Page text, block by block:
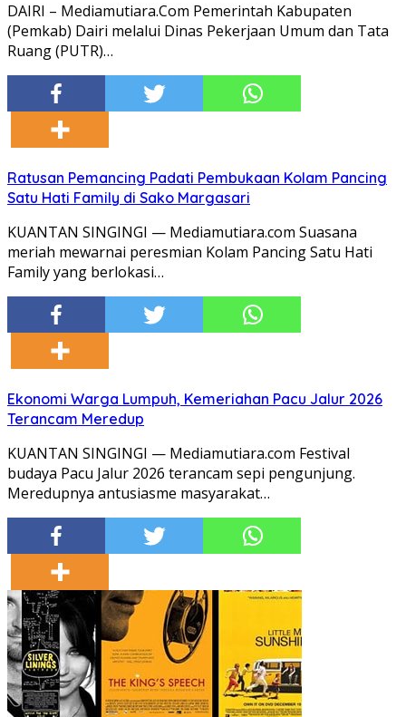
DAIRI – Mediamutiara.Com Pemerintah Kabupaten
(Pemkab) Dairi melalui Dinas Pekerjaan Umum dan Tata
Ruang (PUTR)…
Ratusan Pemancing Padati Pembukaan Kolam Pancing
Satu Hati Family di Sako Margasari
KUANTAN SINGINGI — Mediamutiara.com Suasana
meriah mewarnai peresmian Kolam Pancing Satu Hati
Family yang berlokasi…
Ekonomi Warga Lumpuh, Kemeriahan Pacu Jalur 2026
Terancam Meredup
KUANTAN SINGINGI — Mediamutiara.com Festival
budaya Pacu Jalur 2026 terancam sepi pengunjung.
Meredupnya antusiasme masyarakat…